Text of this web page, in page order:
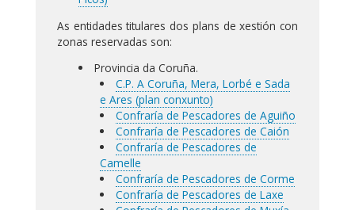
As entidades titulares dos plans de xestión con
zonas reservadas son:
Provincia da Coruña.
C.P. A Coruña, Mera, Lorbé e Sada
e Ares (plan conxunto)
Confraría de Pescadores de Aguiño
Confraría de Pescadores de Caión
Confraría de Pescadores de
Camelle
Confraría de Pescadores de Corme
Confraría de Pescadores de Laxe